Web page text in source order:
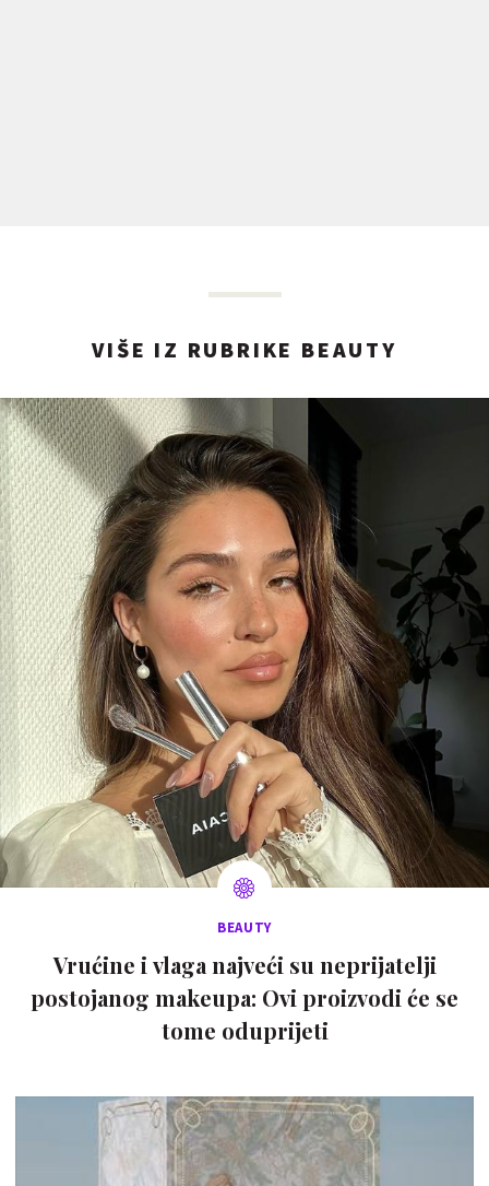
VIŠE IZ RUBRIKE BEAUTY
BEAUTY
Vrućine i vlaga najveći su neprijatelji
postojanog makeupa: Ovi proizvodi će se
tome oduprijeti